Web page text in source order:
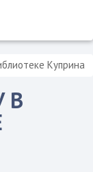
Куприна
В